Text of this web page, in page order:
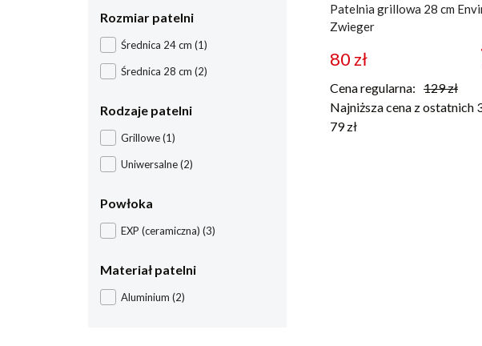
Rozmiar patelni
Średnica 24 cm (1)
Średnica 28 cm (2)
Rodzaje patelni
Grillowe(1)
Uniwersalne(2)
Powłoka
EXP (ceramiczna) (3)
Materiał patelni
Aluminium (2)
Patelnia grillowa 28 cm
Zwieger
80zł
Cena regularna: 129zł
Najniższa cena z ostatnich
79 zł